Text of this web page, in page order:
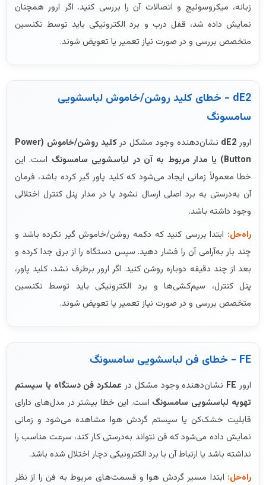
زبانه، میکروسوئیچ و اتصالات آن را بررسی کنید. اگر ارور همچنان
نمایش داده شد، قفل درب و برد الکترونیکی باید توسط تکنسین
متخصص بررسی و در صورت نیاز تعمیر یا تعویض شوند.
dE2 - خطای کلید روشن/خاموش لباسشویی
سامسونگ
ارور dE2 نشان‌دهنده وجود مشکل در
کلید روشن/خاموش (Power
Button) یا مدار مربوط به آن در لباسشویی سامسونگ
است. این
خطا معمولاً زمانی ایجاد می‌شود که کلید پاور گیر کرده باشد، فرمان
آن به‌درستی به برد اصلی ارسال نشود یا در مدار پنل کنترل اختلالی
وجود داشته باشد.
راه‌حل: ابتدا بررسی کنید که دکمه روشن/خاموش گیر نکرده باشد و
چند بار به‌آرامی آن را فشار دهید. سپس دستگاه را از برق جدا کرده و
بعد از چند دقیقه دوباره روشن کنید. اگر ارور برطرف نشد، کلید پاور،
پنل کنترل، سیم‌کشی‌ها و برد الکترونیکی باید توسط تکنسین
متخصص بررسی و در صورت نیاز تعمیر یا تعویض شوند.
FE - خطای فن لباسشویی سامسونگ
ارور FE نشان‌دهنده وجود مشکل در عملکرد فن دستگاه یا سیستم
تهویه لباسشویی سامسونگ است. این خطا بیشتر در مدل‌های دارای
قابلیت خشک‌کن یا سیستم گردش هوا مشاهده می‌شود و زمانی
نمایش داده می‌شود که فن نتواند به‌درستی کار کند، سرعت مناسب را
نداشته باشد یا ارتباط آن با برد الکترونیکی دچار اختلال شده باشد.
راه‌حل: ابتدا مسیر گردش هوا و قسمت‌های مربوط به فن را از نظر